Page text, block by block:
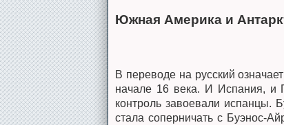
Южная Америка и
В переводе на русский означает
начале 16 века. И Испания, и
контроль завоевали испанцы.
стала соперничать с Буэнос-